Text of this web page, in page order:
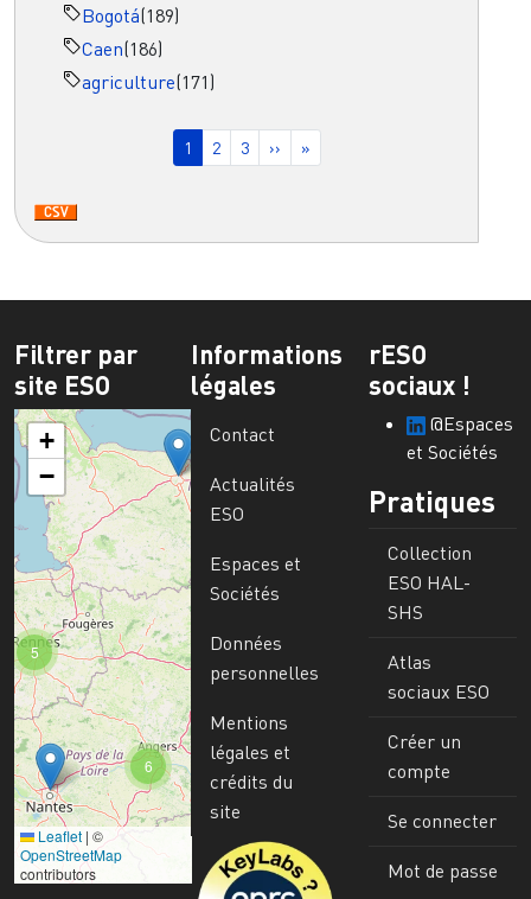
Bogotá(189)
Caen(186)
agriculture(171)
Page courante
1 Page
2 Page
3 Page suivante
›› Dernière page
»
Filtrer par
site ESO
6
5
+
−
Leaflet | ©
OpenStreetMap
contributors
Informations
légales
Contact
Actualités
ESO
Espaces et
Sociétés
Données
personnelles
Mentions
légales et
crédits du
site
Image
rESO
sociaux !
@Espaces
et Sociétés
Pratiques
Collection
ESO HAL-
SHS
Atlas
sociaux ESO
Créer un
compte
Se connecter
Mot de passe